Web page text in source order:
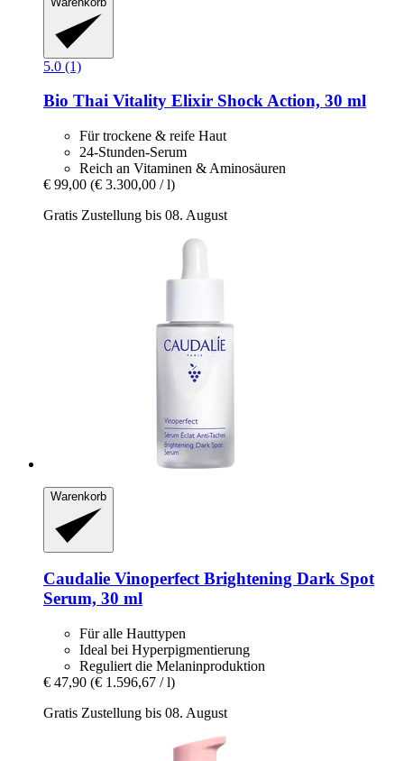
5.0 (1)
Bio Thai Vitality Elixir Shock Action, 30 ml
Für trockene & reife Haut
24-Stunden-Serum
Reich an Vitaminen & Aminosäuren
€ 99,00 (€ 3.300,00 / l)
Gratis Zustellung bis 08. August
Warenkorb
Caudalie Vinoperfect Brightening Dark Spot
Serum, 30 ml
Für alle Hauttypen
Ideal bei Hyperpigmentierung
Reguliert die Melaninproduktion
€ 47,90 (€ 1.596,67 / l)
Gratis Zustellung bis 08. August